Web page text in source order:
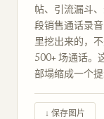
帖、引流漏斗
段销售通话录
里挖出来的，
500+ 场通话。
部塌缩成一个提
↓ 保存图片